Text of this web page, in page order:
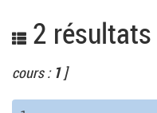
2 résultats
cours : 1]